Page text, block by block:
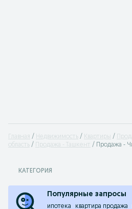
Главная Недвижимость Квартиры
область
Продажа - Ташкент Продажа -
КАТЕГОРИЯ
Популярные запросы
ипотека квартира продажа